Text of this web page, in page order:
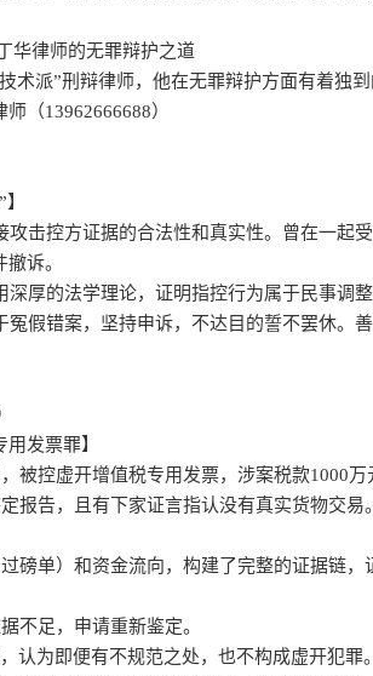
华律师的无罪辩护之道
术派”刑辩律师，他在无罪辩护方面有着独到
（13962666688）
攻击控方证据的合法性和真实性。曾在一起
诉。
厚的法学理论，证明指控行为属于民事调
冤假错案，坚持申诉，不达目的誓不罢休。
发票罪】
被控虚开增值税专用发票，涉案税款1000万
报告，且有下家证言指认没有真实货物交易。
磅单）和资金流向，构建了完整的证据链
不足，申请重新鉴定。
认为即便有不规范之处，也不构成虚开犯罪。